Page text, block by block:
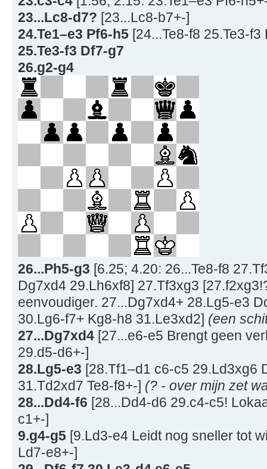
23...Lc8-d7? [23...Lc8-b7+-]
24.Te1–e3 Pf6-h5 [24...Te8-f8 25.Te3-f3
25.Te3-f3 Df7-g7
26.g2-g4
26...Ph5-g3 [6.25; 4.20: 26...Te8-f8
Dg7xd4 29.Lh6xf8] 27.Tf3xg3
eenvoudiger. 27...Dg7xd4+ 28.Lg5-e3
30.Lg6-f7+ Kg8-h8 31.Le3xd2] (een
27...Dg7xd4 [27...e6-e5 Brengt geen
29.d5-d6+-]
28.Lg5-e3 [28.Tf1–d1 c6-c5 29.Ld3xg6
31.Td2xd7 Te8-f8+-] (? - over mijn zet
28...Dd4-f6 [28...Dd4-d6 29.c4-c5!
c1+-]
9.g4-g5 [9.Ld3-e4 Leidt nog sneller tot
Ld7-e8+-]